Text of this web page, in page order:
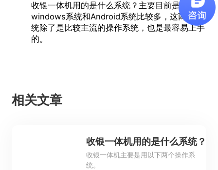
收银一体机用的是什么系统？ 主要目前是还是用
windows系统和Android系统比较多，这两种系
统除了是比较主流的操作系统，也是最容易上手
的。
相关文章
收银一体机用的是什么系统？
收银一体机主要是用以下两个操作系
统。